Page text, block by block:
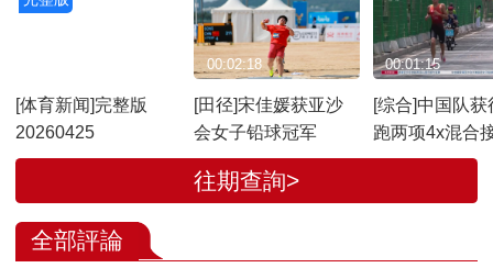
[体育新闻]完整版
20260425
[田径]宋佳媛获亚沙
会女子铅球冠军
00:02:18
[综合]中国队获
跑两项4x混合
牌
00:01:15
往期查詢>
全部評論